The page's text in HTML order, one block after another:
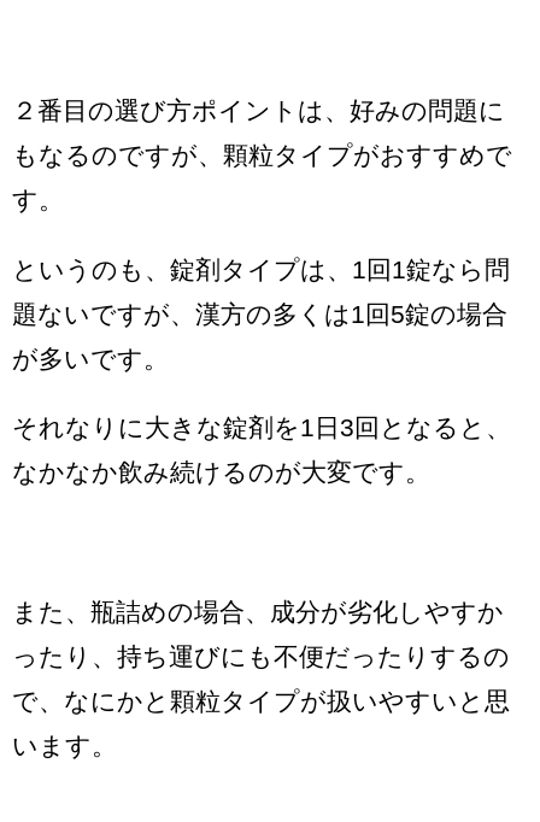
２番目の選び方ポイントは、好みの問題に
もなるのですが、顆粒タイプがおすすめで
す。
というのも、錠剤タイプは、1回1錠なら問
題ないですが、漢方の多くは1回5錠の場合
が多いです。
それなりに大きな錠剤を1日3回となると、
なかなか飲み続けるのが大変です。
また、瓶詰めの場合、成分が劣化しやすか
ったり、持ち運びにも不便だったりするの
で、なにかと顆粒タイプが扱いやすいと思
います。